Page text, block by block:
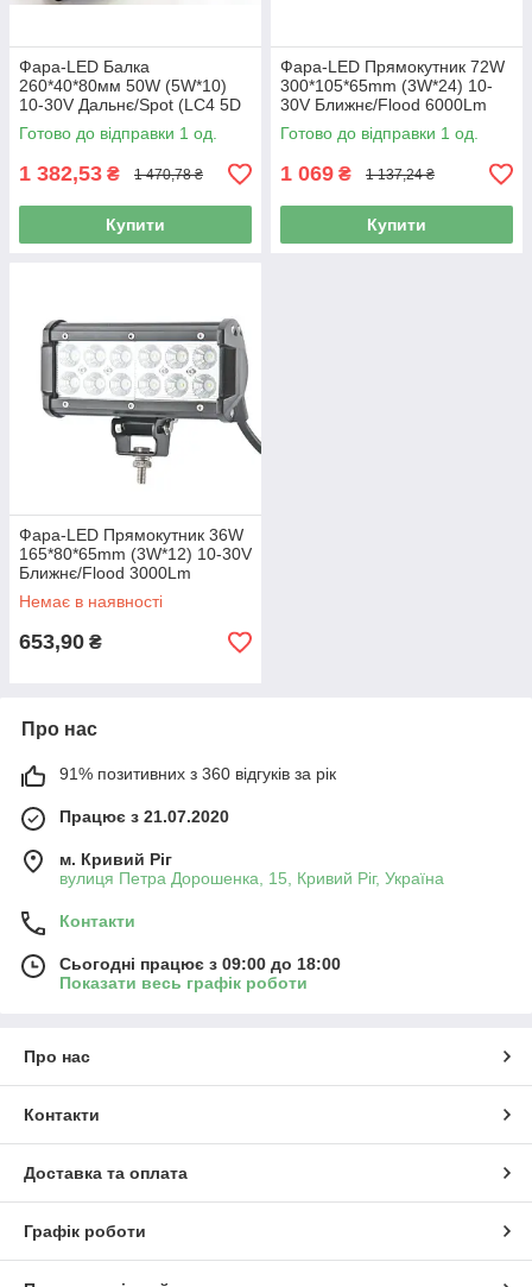
Фара-LED Балка
260*40*80мм 50W (5W*10)
10-30V Дальнє/Spot (LC4 5D
50W) (1шт) 3404
Готово до відправки 1 од.
1 382,53 ₴ 1 470,78 ₴
Купити
Фара-LED Прямокутник 72W
300*105*65mm (3W*24) 10-
30V Ближнє/Flood 6000Lm
"Brevia" 10724FX1
Готово до відправки 1 од.
1 069 ₴ 1 137,24 ₴
Купити
Фара-LED Прямокутник 36W
165*80*65mm (3W*12) 10-30V
Ближнє/Flood 3000Lm
"Brevia" 10712FX1
Немає в наявності
653,90 ₴
Про нас
91% позитивних з 360 відгуків за рік
Працює з 21.07.2020
м. Кривий Ріг
вулиця Петра Дорошенка, 15, Кривий Ріг, Україна
Контакти
Сьогодні працює з 09:00 до 18:00
Показати весь графік роботи
Про нас
Контакти
Доставка та оплата
Графік роботи